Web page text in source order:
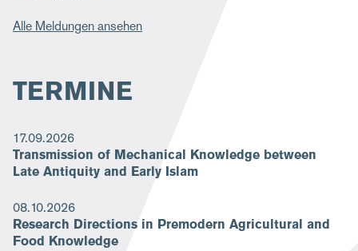
Alle Meldungen ansehen
TERMINE
17.09.2026
Transmission of Mechanical Knowledge between
Late Antiquity and Early Islam
08.10.2026
Research Directions in Premodern Agricultural and
Food Knowledge